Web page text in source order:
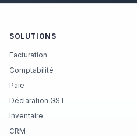
SOLUTIONS
Facturation
Comptabilité
Paie
Déclaration GST
Inventaire
CRM